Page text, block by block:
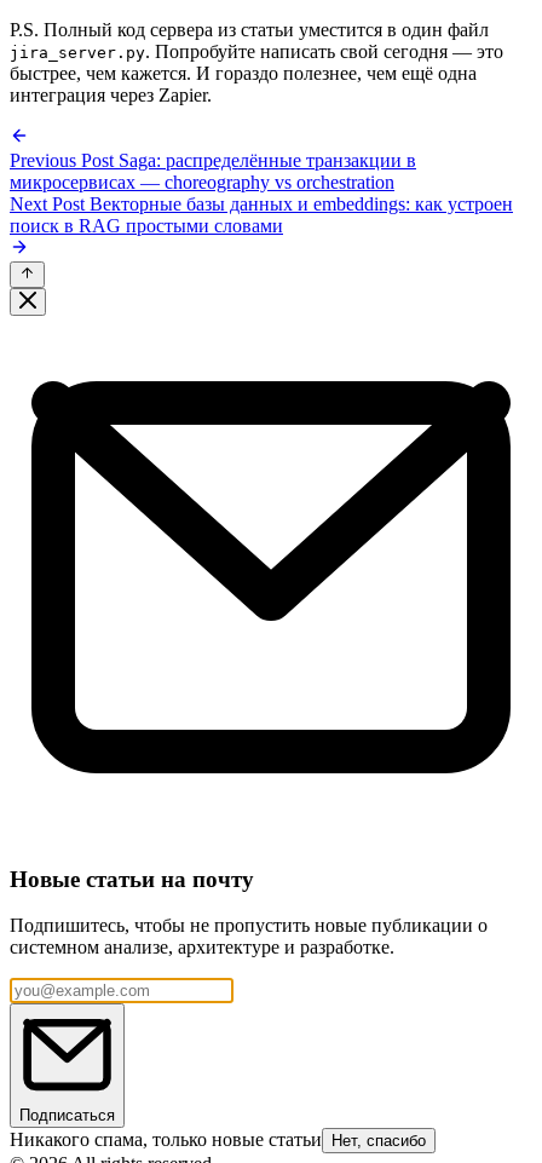
P.S. Полный код сервера из статьи уместится в один файл
jira_server.py. Попробуйте написать свой сегодня — это
быстрее, чем кажется. И гораздо полезнее, чем ещё одна
интеграция через Zapier.
Previous Post Saga: распределённые транзакции в
микросервисах — choreography vs orchestration
Next Post Векторные базы данных и embeddings: как устроен
поиск в RAG простыми словами
Новые статьи на почту
Подпишитесь, чтобы не пропустить новые публикации о
системном анализе, архитектуре и разработке.
Подписаться
Никакого спама, только новые статьи Нет, спасибо